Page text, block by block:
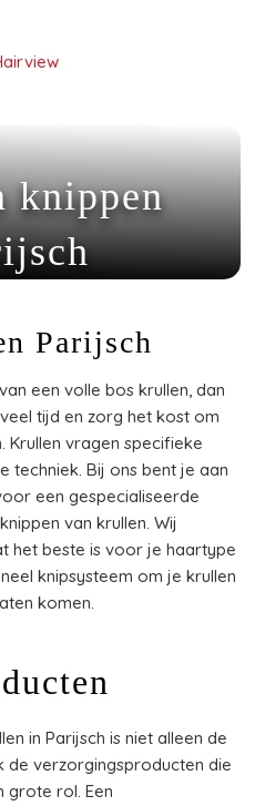
knippen
Parijsch
een volle bos krullen, dan
tijd en zorg het kost om
vragen specifieke
techniek. Bij ons bent je aan
een gespecialiseerde
van krullen. Wij
het beste is voor je haartype
knipsysteem om je krullen
komen.
in Parijsch is niet alleen de
de verzorgingsproducten die
grote rol. Een